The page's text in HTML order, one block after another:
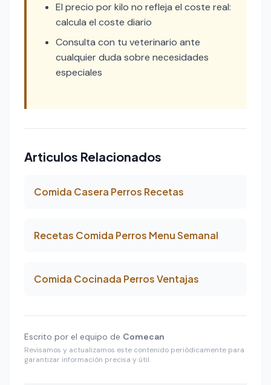
El precio por kilo no refleja el coste real:
calcula el coste diario
Consulta con tu veterinario ante
cualquier duda sobre necesidades
especiales
Articulos Relacionados
Comida Casera Perros Recetas
Recetas Comida Perros Menu Semanal
Comida Cocinada Perros Ventajas
Escrito por el equipo de Comecan
Revisamos y actualizamos este contenido periódicamente para
garantizar información precisa y útil.